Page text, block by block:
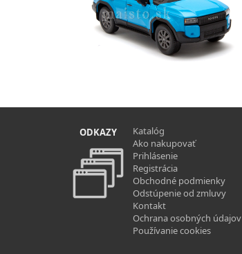
ODKAZY
Katalóg
Ako nakupovať
Prihlásenie
Registrácia
Obchodné podmienky
Odstúpenie od zmluvy
Kontakt
Ochrana osobných údajov
Používanie cookies